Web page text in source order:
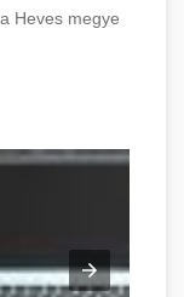
Heves megye